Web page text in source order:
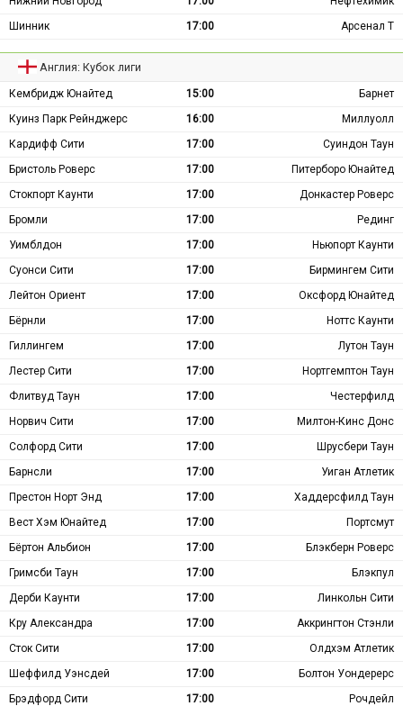
Шинник
17:00 Арсенал Т
Англия: Кубок лиги
Кембридж Юнайтед 15:00
Барнет
Куинз Парк Рейнджерс
16:00
Миллуолл
Кардифф Сити
17:00
Суиндон Таун
Бристоль Роверс
17:00
Питерборо Юнайтед
Стокпорт Каунти
17:00
Донкастер Роверс
Бромли
17:00
Рединг
Уимблдон
17:00
Ньюпорт Каунти
Суонси Сити
17:00
Бирмингем Сити
Лейтон Ориент
17:00
Оксфорд Юнайтед
Бёрнли
17:00
Ноттс Каунти
Гиллингем
17:00
Лутон Таун
Лестер Сити
17:00
Нортгемптон Таун
Флитвуд Таун
17:00
Честерфилд
Норвич Сити
17:00
Милтон-Кинс Донс
Солфорд Сити
17:00
Шрусбери Таун
Барнсли
17:00
Уиган Атлетик
Престон Норт Энд
17:00
Хаддерсфилд Таун
Вест Хэм Юнайтед
17:00
Портсмут
Бёртон Альбион
17:00
Блэкберн Роверс
Гримсби Таун
17:00
Блэкпул
Дерби Каунти
17:00
Линкольн Сити
Кру Александра
17:00
Аккрингтон Стэнли
Сток Сити
17:00
Олдхэм Атлетик
Шеффилд Уэнсдей
17:00
Болтон Уондерерс
Брэдфорд Сити
17:00
Рочдейл